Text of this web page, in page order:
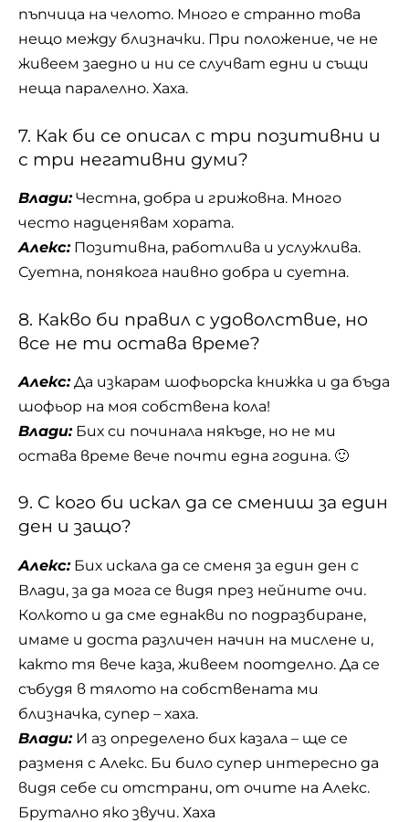
пъпчица на челото. Много е странно това
нещо между близначки. При положение, че не
живеем заедно и ни се случват едни и същи
неща паралелно. Хаха.
7. Как би се описал с три позитивни и
с три негативни думи?
Влади: Честна, добра и грижовна. Много
често надценявам хората.
Алекс: Позитивна, работлива и услужлива.
Суетна, понякога наивно добра и суетна.
8. Какво би правил с удоволствие, но
все не ти остава време?
Алекс: Да изкарам шофьорска книжка и да бъда
шофьор на моя собствена кола!
Влади: Бих си починала някъде, но не ми
остава време вече почти една година. 🙂
9. С кого би искал да се смениш за един
ден и защо?
Алекс: Бих искала да се сменя за един ден с
Влади, за да мога се видя през нейните очи.
Колкото и да сме еднакви по подразбиране,
имаме и доста различен начин на мислене и,
както тя вече каза, живеем поотделно. Да се
събудя в тялото на собствената ми
близначка, супер – хаха.
Влади: И аз определено бих казала – ще се
разменя с Алекс. Би било супер интересно да
видя себе си отстрани, от очите на Алекс.
Брутално яко звучи. Хаха